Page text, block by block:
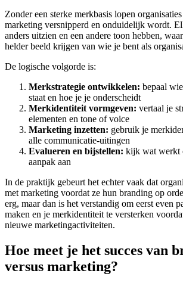
Zonder een sterke merkbasis lopen
marketing versnipperd en onduidelijk wordt.
anders uitzien en een andere toon hebben,
helder beeld krijgen van wie je bent als
De logische volgorde is:
Merkstrategie ontwikkelen: bepaal
staat en hoe je je onderscheidt
Merkidentiteit vormgeven: vertaal je
elementen en tone of voice
Marketing inzetten: gebruik je
alle communicatie-uitingen
Evalueren en bijstellen: kijk wat werkt
aanpak aan
In de praktijk gebeurt het echter vaak dat
met marketing voordat ze hun branding op
erg, maar dan is het verstandig om eerst even
maken en je merkidentiteit te versterken
nieuwe marketingactiviteiten.
Hoe meet je het succes van
versus marketing?